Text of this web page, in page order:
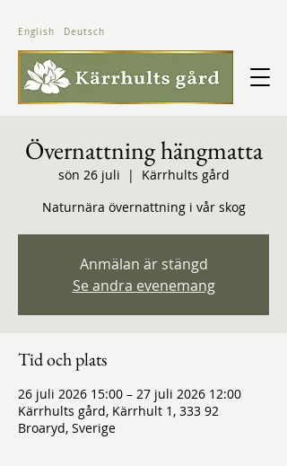
English Deutsch
Övernattning hängmatta
sön 26 juli
  |
Kärrhults gård
Naturnära övernattning i vår skog
Anmälan är stängd
Se andra evenemang
Tid och plats
26 juli 2026 15:00 – 27 juli 2026 12:00
Kärrhults gård, Kärrhult 1, 333 92
Broaryd, Sverige